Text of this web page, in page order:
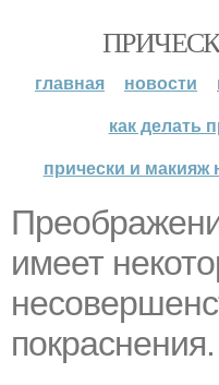
главная новости
как делать
прически и макияж
имеет
покраснения.